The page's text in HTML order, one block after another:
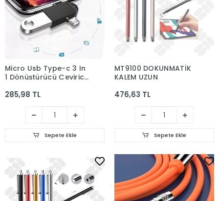
Micro Usb Type-c 3 In
1 Dönüştürücü Çevirici
285,98 TL
Sepete Ekle
MT9100 DOKUNMATİK
KALEM UZUN
476,63 TL
Sepete Ekle